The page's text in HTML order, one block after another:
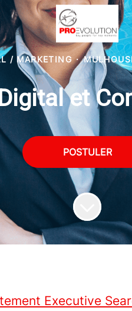
/ MARKETING ·
et
POSTULER
Executive